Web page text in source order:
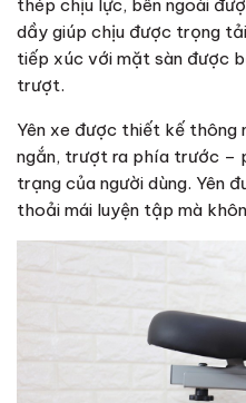
thép chịu lực, bên ngoài
dầy giúp chịu được trọng
tiếp xúc với mặt sàn được
trượt.
Yên xe được thiết kế thông
ngắn, trượt ra phía trước –
trạng của người dùng. Yên
thoải mái luyện tập mà